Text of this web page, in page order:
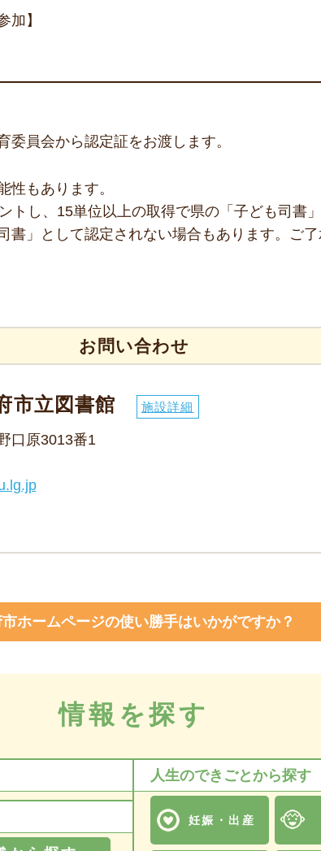
加】
委員会から認定証をお渡します。
もあります。
し、15単位以上の取得で県の「子ども司書」
」として認定されない場合もあります。ご了
お問い合わせ
市立図書館 施設詳細
口原3013番1
市ホームページの使い勝手はいかがですか？
情報を探す
人生のできごとから探す
妊娠・出産